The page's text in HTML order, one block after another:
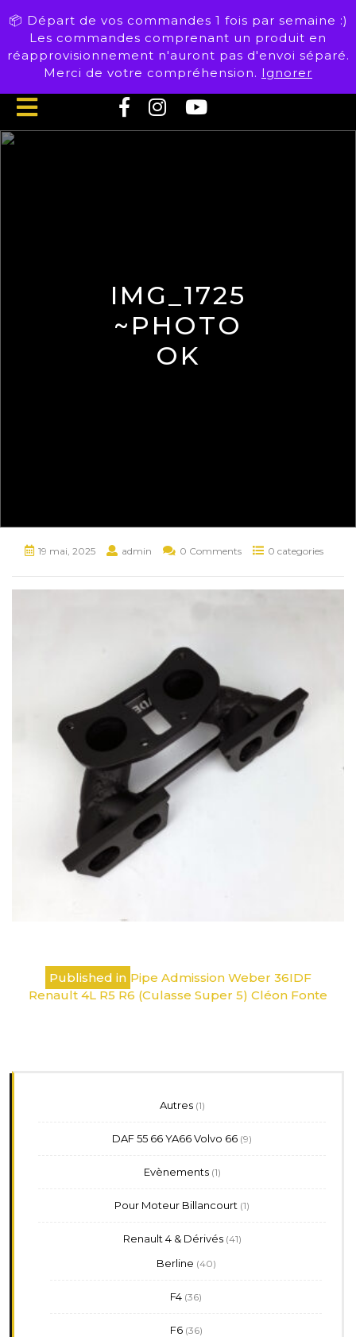
📦 Départ de vos commandes 1 fois par semaine :)
Les commandes comprenant un produit en
réapprovisionnement n'auront pas d'envoi séparé.
Merci de votre compréhension. Ignorer
to
content
Open
IMG_1725
~PHOTO
OK
19 mai, 2025 admin 0 Comments 0 categories
Navigation
de
Published in Pipe Admission Weber 36IDF
Renault 4L R5 R6 (Culasse Super 5) Cléon Fonte
Autres 11
DAF 55 66 YA66 Volvo 66 99
Evènements 11
Pour Moteur Billancourt 11
Renault 4 & Dérivés 4141
Berline 4040
F4 3636
F6 3636